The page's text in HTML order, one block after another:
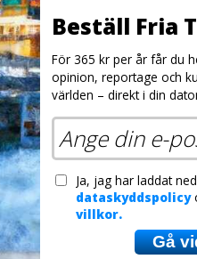
Beställ Fria
För 365 kr per år får du
opinion, reportage och
världen – direkt i din
Ja, jag har laddat
dataskyddspolicy
villkor.
Gå